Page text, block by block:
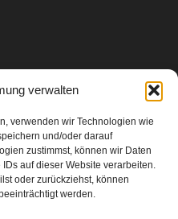
verwalten
verwenden wir Technologien wie
und/oder darauf
zustimmst, können wir Daten
auf dieser Website verarbeiten.
oder zurückziehst, können
werden.
3005
2067